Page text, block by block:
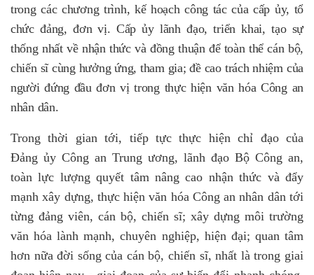
trong các chương trình, kế hoạch công tác của cấp ủy, tổ
chức đảng, đơn vị. Cấp ủy lãnh đạo, triển khai, tạo sự
thống nhất về nhận thức và đồng thuận để toàn thể cán bộ,
chiến sĩ cùng hưởng ứng, tham gia; đề cao trách nhiệm của
người đứng đầu đơn vị trong thực hiện văn hóa Công an
nhân dân.
Trong thời gian tới, tiếp tực thực hiện chỉ đạo của
Đảng ủy Công an Trung ương, lãnh đạo Bộ Công an,
toàn lực lượng quyết tâm nâng cao nhận thức và đẩy
mạnh xây dựng, thực hiện văn hóa Công an nhân dân tới
từng đảng viên, cán bộ, chiến sĩ; xây dựng môi trường
văn hóa lành mạnh, chuyên nghiệp, hiện đại; quan tâm
hơn nữa đời sống của cán bộ, chiến sĩ, nhất là trong giai